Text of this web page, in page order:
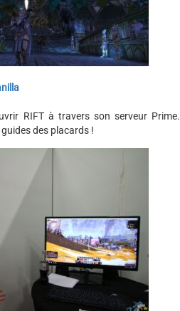
RIFT à travers son serveur Prime.
des placards !